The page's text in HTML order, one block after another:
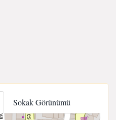
Sokak Görünümü